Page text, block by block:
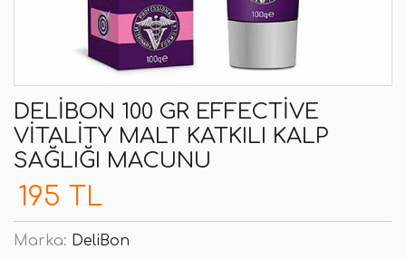
DELIBON 100 GR EFFECTIVE
VITALITY MALT KATKILI KALP
SAĞLIĞI MACUNU
195 TL
Marka: DeliBon